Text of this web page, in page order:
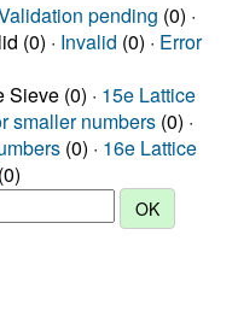
pending (0) ·
(0) · Invalid (0) · Error
Sieve (0) · 15e Lattice
smaller numbers (0) ·
(0) · 16e Lattice
(0)